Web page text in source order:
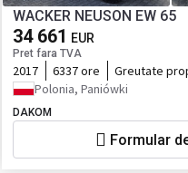
WACKER NEUSON EW 65
34 661 EUR
Pret fara TVA
2017 6337 ore Greutate
Polonia, Paniówki
DAKOM
Formular